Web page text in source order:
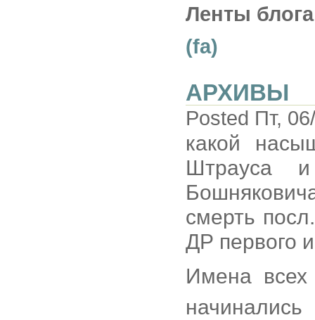
Ленты
(fa)
АРХИВЫ
Posted Пт,
какой
Штрауса
смерть
ДР первого
Имена всех